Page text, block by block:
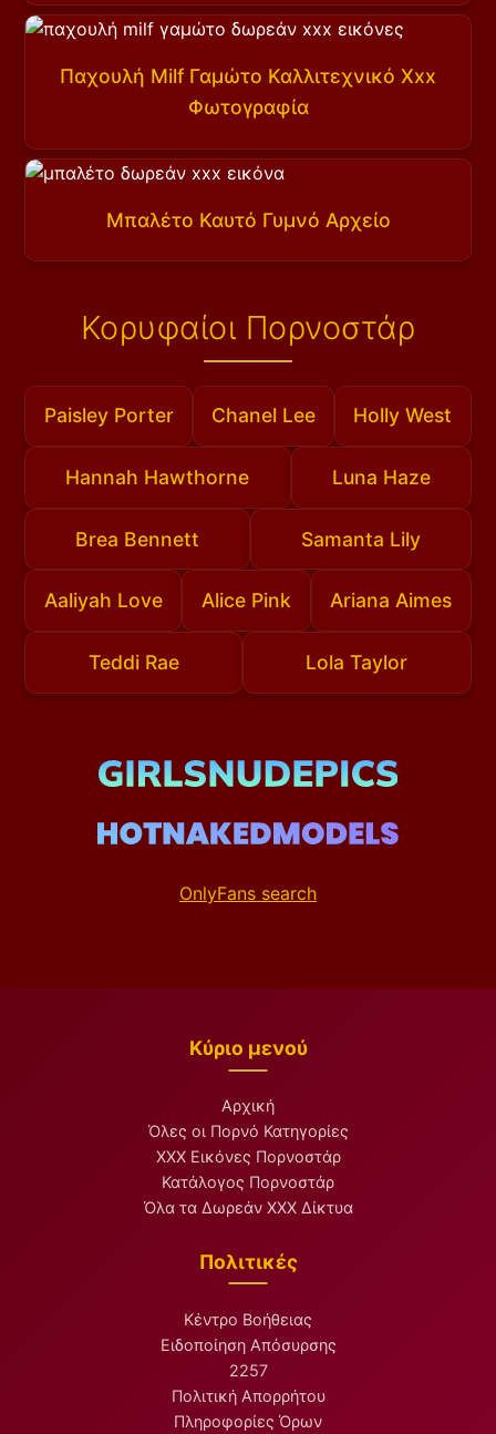
Παχουλή Milf Γαμώτο Καλλιτεχνικό Xxx
Φωτογραφία
Μπαλέτο Καυτό Γυμνό Αρχείο
Κορυφαίοι Πορνοστάρ
Paisley Porter Chanel Lee Holly West
Hannah Hawthorne Luna Haze
Brea Bennett Samanta Lily
Aaliyah Love Alice Pink Ariana Aimes
Teddi Rae Lola Taylor
OnlyFans search
Κύριο μενού
Αρχική
Όλες οι Πορνό Κατηγορίες
XXX Εικόνες Πορνοστάρ
Κατάλογος Πορνοστάρ
Όλα τα Δωρεάν XXX Δίκτυα
Πολιτικές
Κέντρο Βοήθειας
Ειδοποίηση Απόσυρσης
2257
Πολιτική Απορρήτου
Πληροφορίες Όρων